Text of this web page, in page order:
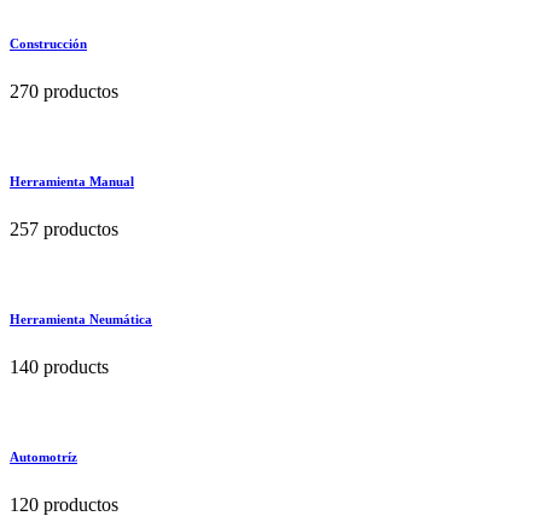
Construcción
270 productos
Herramienta Manual
257 productos
Herramienta Neumática
140 products
Automotríz
120 productos